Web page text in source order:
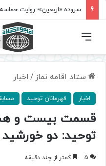
فهرست
ستاد اقامه نماز / اخبار
اخبار قهرمانان توحید
قسمت بیست و
توحید: دو
5 کمتر از چند دقیقه